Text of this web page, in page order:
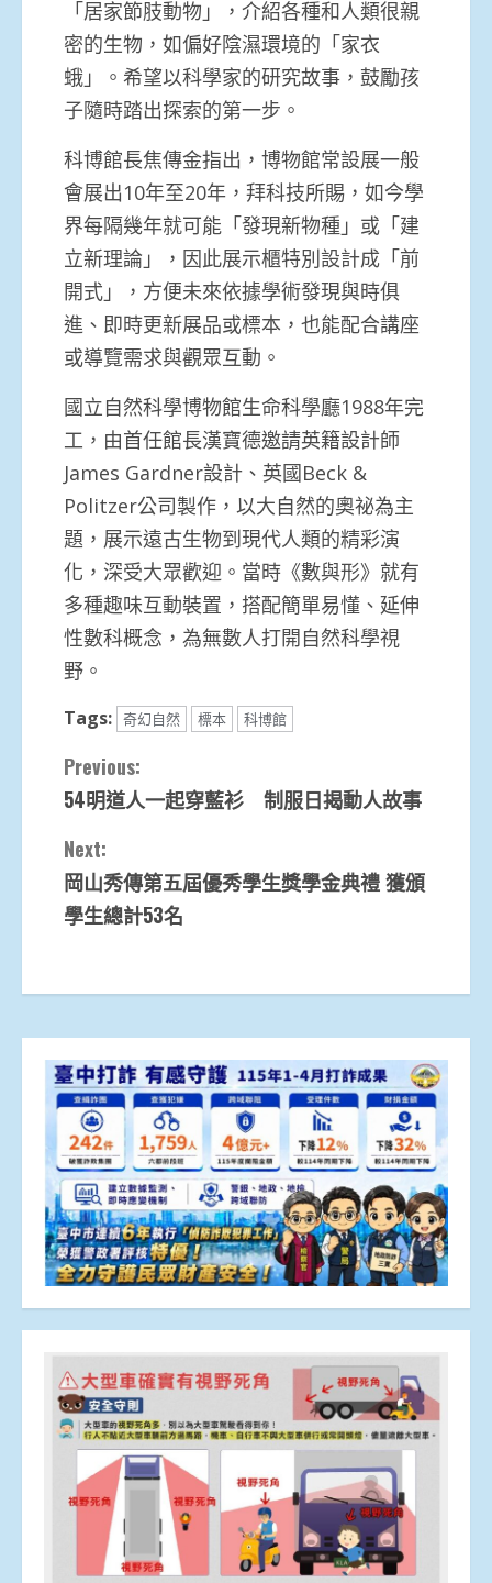
「居家節肢動物」，介紹各種和人類很親
密的生物，如偏好陰濕環境的「家衣
蛾」。希望以科學家的研究故事，鼓勵孩
子隨時踏出探索的第一步。
科博館長焦傳金指出，博物館常設展一般
會展出10年至20年，拜科技所賜，如今學
界每隔幾年就可能「發現新物種」或「建
立新理論」，因此展示櫃特別設計成「前
開式」，方便未來依據學術發現與時俱
進、即時更新展品或標本，也能配合講座
或導覽需求與觀眾互動。
國立自然科學博物館生命科學廳1988年完
工，由首任館長漢寶德邀請英籍設計師
James Gardner設計、英國Beck &
Politzer公司製作，以大自然的奧祕為主
題，展示遠古生物到現代人類的精彩演
化，深受大眾歡迎。當時《數與形》就有
多種趣味互動裝置，搭配簡單易懂、延伸
性數科概念，為無數人打開自然科學視
野。
Tags: 奇幻自然 標本 科博館
Continue
Reading
Previous:
54明道人一起穿藍衫 制服日揭動人故事
Next:
岡山秀傳第五屆優秀學生獎學金典禮 獲頒
學生總計53名